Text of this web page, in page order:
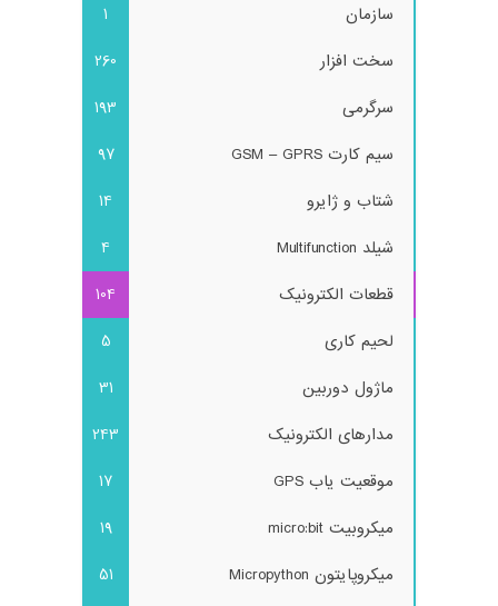
سازمان
1
سخت افزار
260
سرگرمی
193
سیم کارت GSM – GPRS
97
شتاب و ژایرو
14
شیلد Multifunction
4
قطعات الکترونیک
104
لحیم کاری
5
ماژول دوربین
31
مدارهای الکترونیک
243
موقعیت یاب GPS
17
میکروبیت micro:bit
19
میکروپایتون Micropython
51